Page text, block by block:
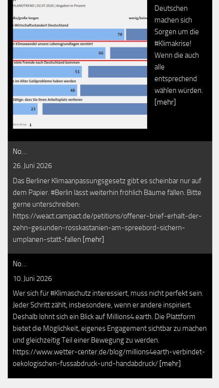
Deutschen
machen sich
Sorgen um die
#Klimakrise!
Wenn die auch
alle
entsprechend
wählen würden.
[mehr]
No…
26. Juni 2026
Das Berliner Klimaanpassungsgesetz gibt es scheinbar nur auf
dem Papier. #Berlin lässt weiterhin fröhlich Bäume fällen. Bitte
gerne unterschreiben:
https://weact.campact.de/petitions/offener-brief-erhalt-der-
zehn-gesunden-rosskastanien-am-spreebord-sichern-
umplanen-statt-fallen [mehr]
No…
10. Juni 2026
Wer sich für #Klimaschutz interessiert, muss nicht perfekt sein.
Jeder Schritt zählt, insbesondere, wenn er andere inspiriert.
Deshalb lohnt sich ein Blick auf Millions4.earth. Die Plattform
bietet die Möglichkeit, eigenes Engagement sichtbar zu machen
und gleichzeitig Teil einer Bewegung zu werden.
https://www.wetter-center.de/blog/millions4earth-verbindet-
oekologischen-fussabdruck-und-handabdruck/ [mehr]